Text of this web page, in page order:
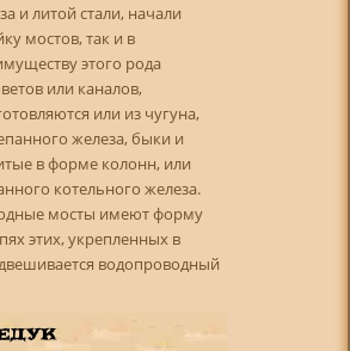
и литой стали, начали
мостов, так и в
этого рода
или каналов,
или из чугуна,
железа, быки и
в форме колонн, или
котельного железа.
мосты имеют форму
этих, укрепленных в
водопроводный